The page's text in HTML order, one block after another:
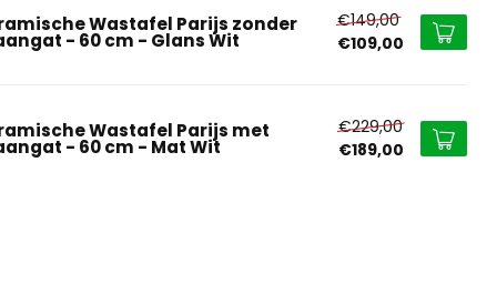
Wastafel Parijs zonder
- 60 cm - Glans Wit
€149,00
€109,00
Wastafel Parijs met
- 60 cm - Mat Wit
€229,00
€189,00